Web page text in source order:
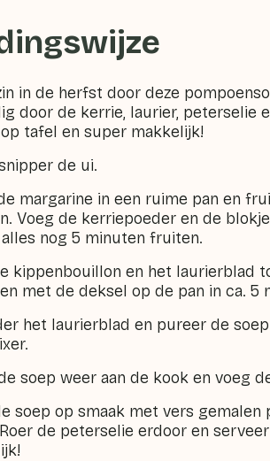
in de herfst door deze
door de kerrie, laurier, peterselie
tafel en super makkelijk!
de ui.
margarine in een ruime pan en
Voeg de kerriepoeder en de
nog 5 minuten fruiten.
kippenbouillon en het laurierblad
met de deksel op de pan in ca. 5
het laurierblad en pureer de
soep weer aan de kook en voeg
soep op smaak met vers gemalen
de peterselie erdoor en